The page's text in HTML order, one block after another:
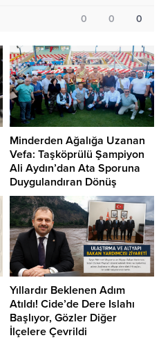
0 0 0
Minderden Ağalığa Uzanan
Vefa: Taşköprülü Şampiyon
Ali Aydın’dan Ata Sporuna
Duygulandıran Dönüş
Yıllardır Beklenen Adım
Atıldı! Cide’de Dere Islahı
Başlıyor, Gözler Diğer
İlçelere Çevrildi